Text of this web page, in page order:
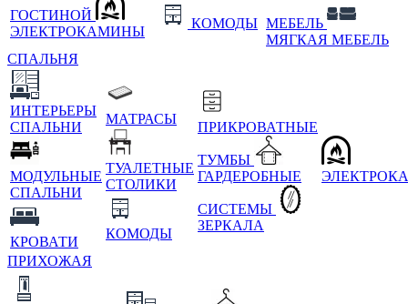
ГОСТИНОЙ
ЭЛЕКТРОКАМИНЫ
КОМОДЫ МЕБЕЛЬ
МЯГКАЯ МЕБЕЛЬ
СПАЛЬНЯ
ИНТЕРЬЕРЫ
СПАЛЬНИ
МОДУЛЬНЫЕ
СПАЛЬНИ
КРОВАТИ
МАТРАСЫ
ТУАЛЕТНЫЕ
СТОЛИКИ
КОМОДЫ
ПРИКРОВАТНЫЕ
ТУМБЫ
ГАРДЕРОБНЫЕ
СИСТЕМЫ
ЗЕРКАЛА
ПРИХОЖАЯ